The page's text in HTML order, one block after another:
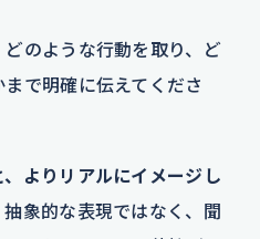
のような行動を取り、ど
で明確に伝えてくださ
よりリアルにイメージし
抽象的な表現ではなく、聞